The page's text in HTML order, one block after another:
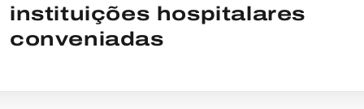
instituições hospitalares
conveniadas